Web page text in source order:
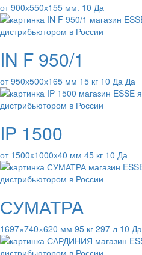
от 900х550х155 мм. 10 Да
IN F 950/1
от 950х500х165 мм 15 кг 10 Да Да
IP 1500
от 1500x1000x40 мм 45 кг 10 Да
СУМАТРА
1697×740×620 мм 95 кг 297 л 10 Да